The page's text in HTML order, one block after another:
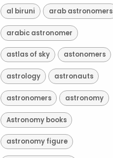
al biruni arab astronomers
arabic astronomer
astlas of sky astonomers
astrology astronauts
astronomers astronomy
Astronomy books
astronomy figure